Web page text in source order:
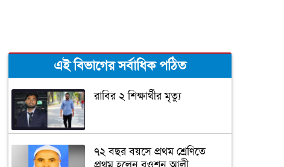
এই বিভাগের সর্বাধিক পঠিত
রাবির ২ শিক্ষার্থীর মৃত্যু
৭২ বছর বয়সে প্রথম শ্রেণিতে